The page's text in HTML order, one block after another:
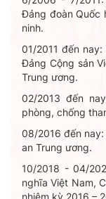
Đảng đoàn Quốc
ninh.
01/2011 đến
Đảng Cộng sản
Trung ương.
02/2013 đến
phòng, chống
08/2016 đến
an Trung ương.
10/2018 - 04/
nghĩa Việt Nam,